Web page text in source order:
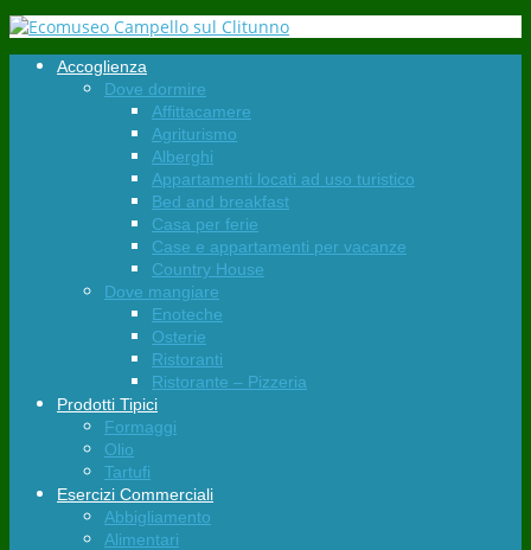
Accoglienza
Dove dormire
Affittacamere
Agriturismo
Alberghi
Appartamenti locati ad uso turistico
Bed and breakfast
Casa per ferie
Case e appartamenti per vacanze
Country House
Dove mangiare
Enoteche
Osterie
Ristoranti
Ristorante – Pizzeria
Prodotti Tipici
Formaggi
Olio
Tartufi
Esercizi Commerciali
Abbigliamento
Alimentari